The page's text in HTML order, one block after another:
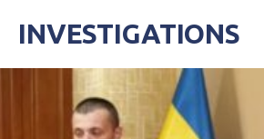
INVESTIGATIONS